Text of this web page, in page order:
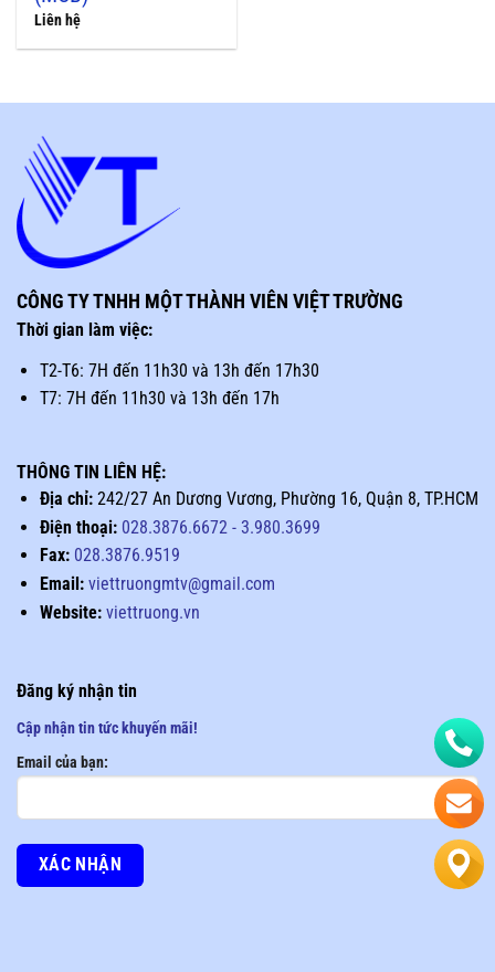
Liên hệ
CÔNG TY TNHH MỘT THÀNH VIÊN VIỆT TRƯỜNG
Thời gian làm việc:
T2-T6: 7H đến 11h30 và 13h đến 17h30
T7: 7H đến 11h30 và 13h đến 17h
THÔNG TIN LIÊN HỆ:
Địa chỉ:242/27 An Dương Vương, Phường 16, Quận 8, TP.HCM
Điện thoại: 028.3876.6672 -3.980.3699
Fax: 028.3876.9519
Email: viettruongmtv@gmail.com
Website: viettruong.vn
Đăng ký nhận tin
Cập nhận tin tức khuyến mãi!
Email của bạn: